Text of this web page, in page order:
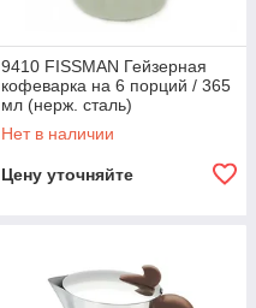
9410 FISSMAN Гейзерная
кофеварка на 6 порций / 365
мл (нерж. сталь)
Нет в наличии
Цену уточняйте